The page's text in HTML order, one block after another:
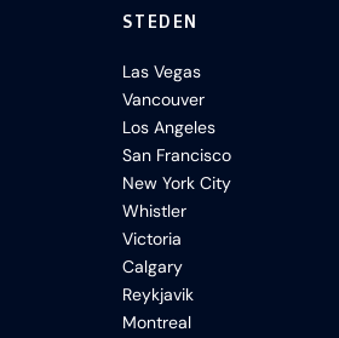
STEDEN
Las Vegas
Vancouver
Los Angeles
San Francisco
New York City
Whistler
Victoria
Calgary
Reykjavik
Montreal